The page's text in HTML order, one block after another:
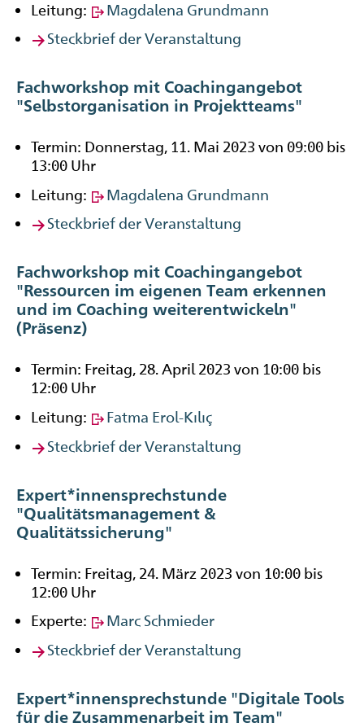
Leitung:
Magdalena Grundmann
Steckbrief der Veranstaltung
Fachworkshop mit Coachingangebot
"Selbstorganisation in Projektteams"
Termin: Donnerstag, 11. Mai 2023 von 09:00 bis
13:00 Uhr
Leitung:
Magdalena Grundmann
Steckbrief der Veranstaltung
Fachworkshop mit Coachingangebot
"Ressourcen im eigenen Team erkennen
und im Coaching weiterentwickeln"
(Präsenz)
Termin: Freitag, 28. April 2023 von 10:00 bis
12:00 Uhr
Leitung:
Fatma Erol-Kılıç
Steckbrief der Veranstaltung
Expert*innensprechstunde
"Qualitätsmanagement &
Qualitätssicherung"
Termin: Freitag, 24. März 2023 von 10:00 bis
12:00 Uhr
Experte:
Marc Schmieder
Steckbrief der Veranstaltung
Expert*innensprechstunde "Digitale Tools
für die Zusammenarbeit im Team"